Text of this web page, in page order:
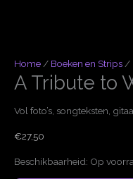
Home / Boeken en Strips /
A Tribute to
Vol foto’s, songteksten,
€27,50
Beschikbaarheid: Op